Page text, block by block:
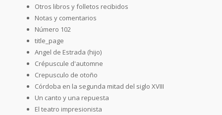
Otros libros y folletos recibidos
Notas y comentarios
Número 102
title_page
Angel de Estrada (hijo)
Crépuscule d'automne
Crepusculo de otoño
Córdoba en la segunda mitad del siglo XVIII
Un canto y una repuesta
El teatro impresionista